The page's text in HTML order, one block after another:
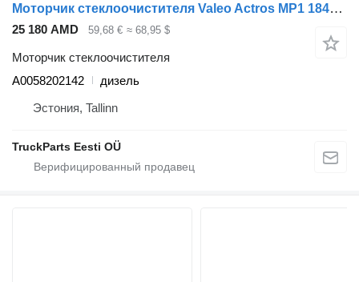
Моторчик стеклоочистителя Valeo Actros MP1 1840 (01.96-12.02) A0058202142 для тягача Mercedes-Benz Actros, Axor MP1, MP2, MP3 (1996-2014)
25 180 AMD 59,68 € ≈ 68,95 $
Моторчик стеклоочистителя
A0058202142
дизель
Эстония, Tallinn
TruckParts Eesti OÜ